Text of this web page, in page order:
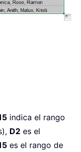
indica el rango
D2 es el
es el rango de